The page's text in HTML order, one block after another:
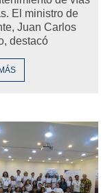
El ministro de
Juan Carlos
destacó